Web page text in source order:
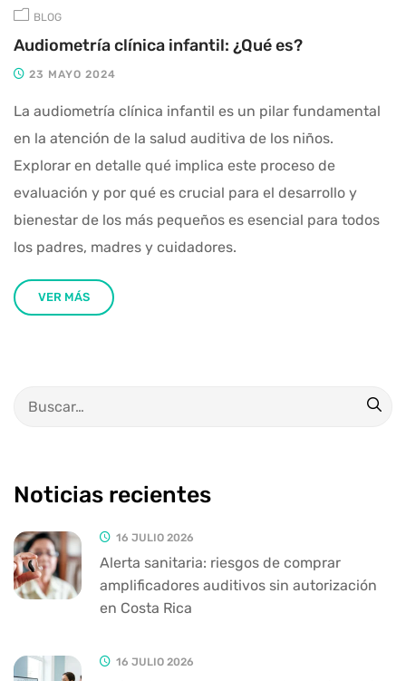
BLOG
Audiometría clínica infantil: ¿Qué es?
23 MAYO 2024
La audiometría clínica infantil es un pilar fundamental
en la atención de la salud auditiva de los niños.
Explorar en detalle qué implica este proceso de
evaluación y por qué es crucial para el desarrollo y
bienestar de los más pequeños es esencial para todos
los padres, madres y cuidadores.
VER MÁS
Noticias recientes
16 JULIO 2026
Alerta sanitaria: riesgos de comprar
amplificadores auditivos sin autorización
en Costa Rica
16 JULIO 2026